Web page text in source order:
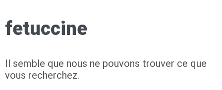
fetuccine
Il semble que nous ne pouvons trouver ce que
vous recherchez.